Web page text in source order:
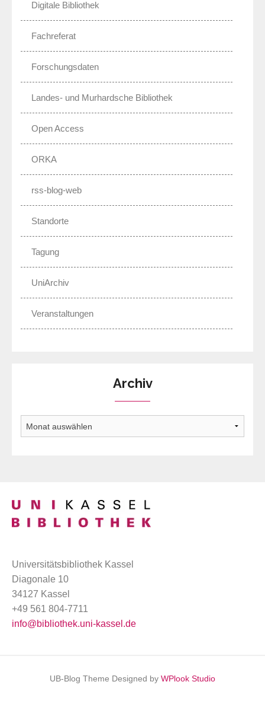
Digitale Bibliothek
Fachreferat
Forschungsdaten
Landes- und Murhardsche Bibliothek
Open Access
ORKA
rss-blog-web
Standorte
Tagung
UniArchiv
Veranstaltungen
Archiv
Universitätsbibliothek Kassel
Diagonale 10
34127 Kassel
+49 561 804-7711
info@bibliothek.uni-kassel.de
UB-Blog Theme Designed by WPlook Studio